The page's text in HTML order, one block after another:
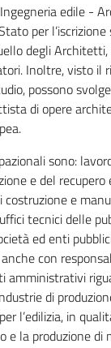
edile -
per l’iscrizione
degli
Inoltre, visto il
possono
di opere
sono:
e del recupero
e
tecnici delle
ed enti
con
amministrativi
di
l’edilizia, in
e la produzione